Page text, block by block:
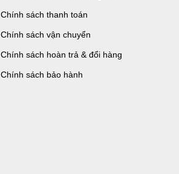
Chính sách thanh toán
Chính sách vận chuyển
Chính sách hoàn trả & đổi hàng
Chính sách bảo hành